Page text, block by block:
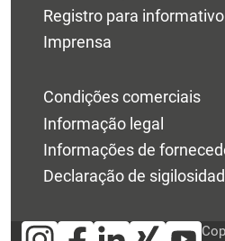
Registro para informativo
Imprensa
Condições comerciais
Informação legal
Informações de
Declaração de